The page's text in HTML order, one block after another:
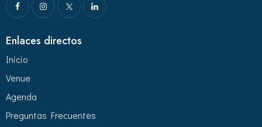
Enlaces directos
Inicio
Venue
Agenda
Preguntas Frecuentes